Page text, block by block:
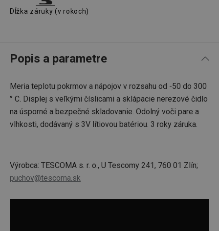
Dĺžka záruky (v rokoch)
Popis a parametre
Meria teplotu pokrmov a nápojov v rozsahu od -50 do 300
° C. Displej s veľkými číslicami a sklápacie nerezové čidlo
na úsporné a bezpečné skladovanie. Odolný voči pare a
vlhkosti, dodávaný s 3V lítiovou batériou. 3 roky záruka.
Výrobca: TESCOMA s. r. o., U Tescomy 241, 760 01 Zlín;
puchov@tescoma.sk